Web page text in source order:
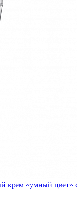
крем «умный цвет»